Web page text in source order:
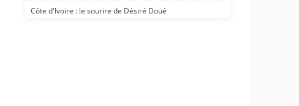
Côte d'Ivoire : le sourire de Désiré Doué